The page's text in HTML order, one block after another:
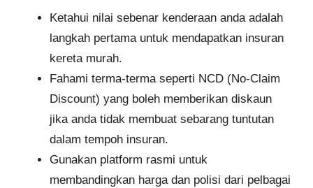
Ketahui nilai sebenar kenderaan anda adalah
langkah pertama untuk mendapatkan insuran
kereta murah.
Fahami terma-terma seperti NCD (No-Claim
Discount) yang boleh memberikan diskaun
jika anda tidak membuat sebarang tuntutan
dalam tempoh insuran.
Gunakan platform rasmi untuk
membandingkan harga dan polisi dari pelbagai